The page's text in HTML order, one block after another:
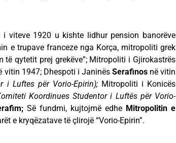
viteve 1920 u kishte lidhur pension banorëve
e trupave franceze nga Korça, mitropoliti grek
të qytetit prej grekëve”; Mitropoliti i Gjirokastrës
vitin 1947; Dhespoti i Janinës Serafinosnë vitin
i Luftes për Vorio-Epirin);Mitropoliti i Konicës
Koordinues Studentor i Luftës për Vorio-
Së fundmi, kujtojmë edhe Mitropolitin e
e kryqëzatave të çlirojë “Vorio-Epirin”.